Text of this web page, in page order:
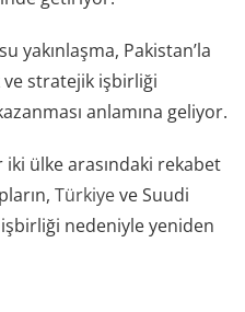
yakınlaşma, Pakistan’la
ve stratejik işbirliği
anlamına geliyor.
iki ülke arasındaki rekabet
Türkiyeve Suudi
işbirliği nedeniyle yeniden